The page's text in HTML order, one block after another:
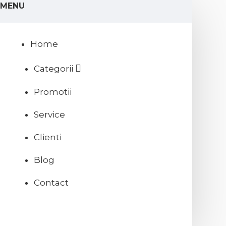
MENU
Home
Categorii
Promotii
Service
Clienti
Blog
Contact